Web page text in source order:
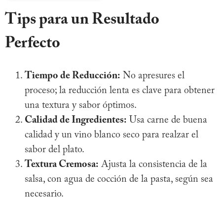
Tips para un Resultado
Perfecto
Tiempo de Reducción: No apresures el
proceso; la reducción lenta es clave para obtener
una textura y sabor óptimos.
Calidad de Ingredientes: Usa carne de buena
calidad y un vino blanco seco para realzar el
sabor del plato.
Textura Cremosa: Ajusta la consistencia de la
salsa, con agua de cocción de la pasta, según sea
necesario.